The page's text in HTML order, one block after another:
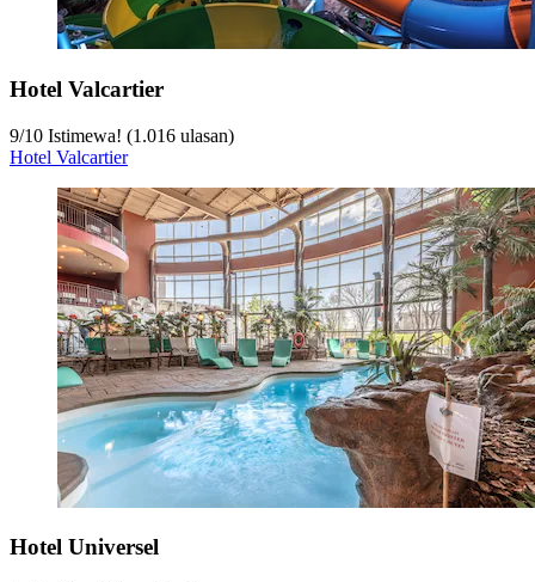
Hotel Valcartier
9/10 Istimewa! (1.016 ulasan)
Hotel Valcartier
Hotel Universel